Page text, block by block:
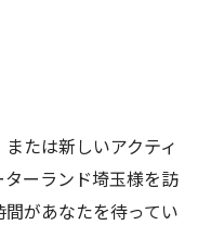
たは新しいアクティ
ーランド埼玉様を訪
があなたを待ってい